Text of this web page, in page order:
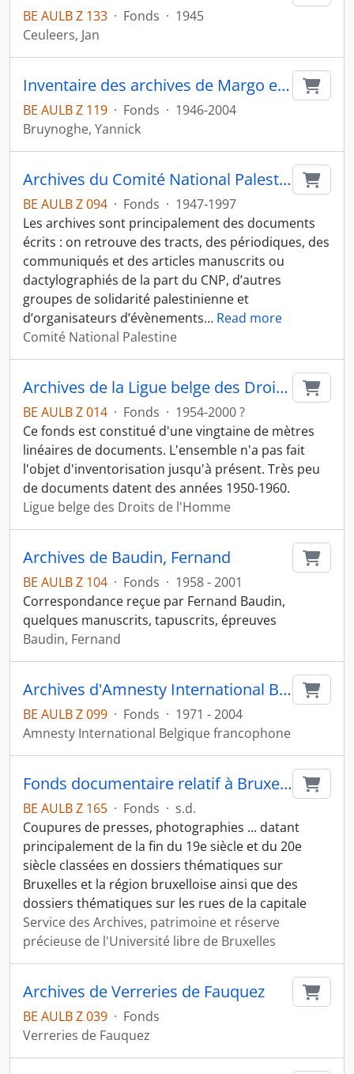
BE AULB Z 133 · Fonds · 1945
Ceuleers, Jan
Inventaire des archives de Margo et Yannick Bruynoghe
BE AULB Z 119 · Fonds · 1946-2004
Bruynoghe, Yannick
Archives du Comité National Palestine
BE AULB Z 094 · Fonds · 1947-1997
Les archives sont principalement des documents
écrits : on retrouve des tracts, des périodiques, des
communiqués et des articles manuscrits ou
dactylographiés de la part du CNP, d’autres
groupes de solidarité palestinienne et
d’organisateurs d’évènements… Read more
Comité National Palestine
Archives de la Ligue belge des Droits de l'Homme
BE AULB Z 014 · Fonds · 1954-2000 ?
Ce fonds est constitué d'une vingtaine de mètres
linéaires de documents. L'ensemble n'a pas fait
l'objet d'inventorisation jusqu'à présent. Très peu
de documents datent des années 1950-1960.
Ligue belge des Droits de l'Homme
Archives de Baudin, Fernand
BE AULB Z 104 · Fonds · 1958 - 2001
Correspondance reçue par Fernand Baudin,
quelques manuscrits, tapuscrits, épreuves
Baudin, Fernand
Archives d'Amnesty International Belgique francophone
BE AULB Z 099 · Fonds · 1971 - 2004
Amnesty International Belgique francophone
Fonds documentaire relatif à Bruxelles
BE AULB Z 165 · Fonds · s.d.
Coupures de presses, photographies ... datant
principalement de la fin du 19e siècle et du 20e
siècle classées en dossiers thématiques sur
Bruxelles et la région bruxelloise ainsi que des
dossiers thématiques sur les rues de la capitale
Service des Archives, patrimoine et réserve
précieuse de l'Université libre de Bruxelles
Archives de Verreries de Fauquez
BE AULB Z 039 · Fonds
Verreries de Fauquez